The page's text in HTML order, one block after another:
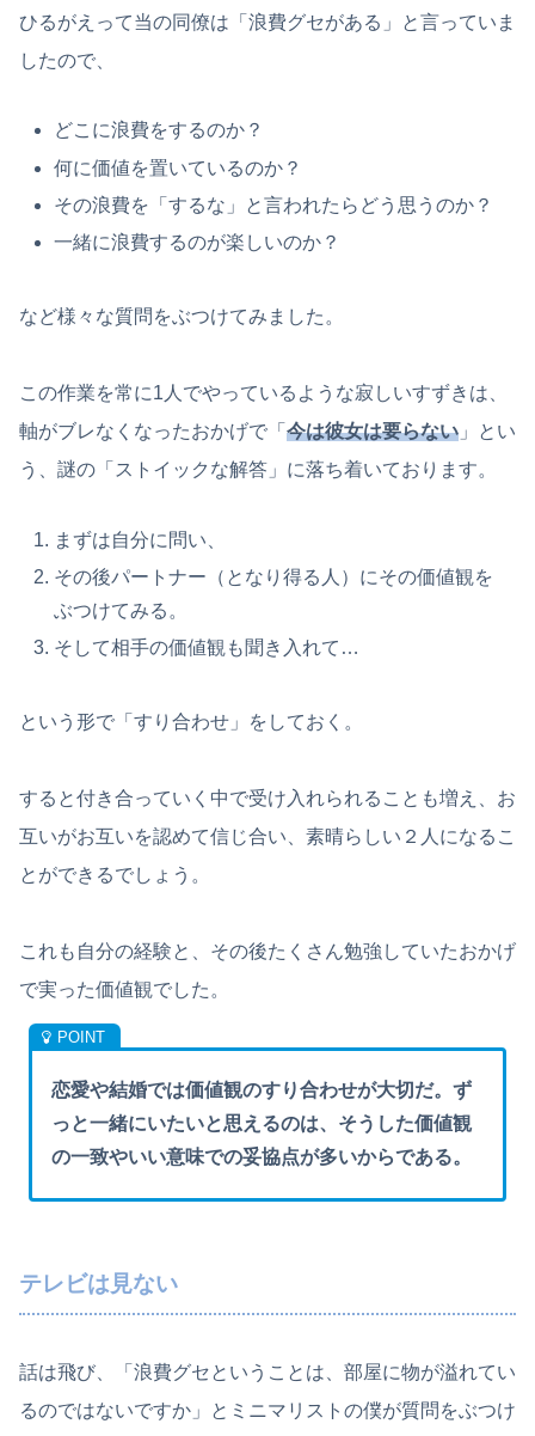
ひるがえって当の同僚は「浪費グセがある」と言っていま
したので、
どこに浪費をするのか？
何に価値を置いているのか？
その浪費を「するな」と言われたらどう思うのか？
一緒に浪費するのが楽しいのか？
など様々な質問をぶつけてみました。
この作業を常に1人でやっているような寂しいすずきは、
軸がブレなくなったおかげで「 今は彼女は要らない 」とい
う、謎の「ストイックな解答」に落ち着いております。
まずは自分に問い、
その後パートナー（となり得る人）にその価値観を
ぶつけてみる。
そして相手の価値観も聞き入れて…
という形で「すり合わせ」をしておく。
すると付き合っていく中で受け入れられることも増え、お
互いがお互いを認めて信じ合い、素晴らしい２人になるこ
とができるでしょう。
これも自分の経験と、その後たくさん勉強していたおかげ
で実った価値観でした。
恋愛や結婚では価値観のすり合わせが大切だ。ず
っと一緒にいたいと思えるのは、そうした価値観
の一致やいい意味での妥協点が多いからである。
テレビは見ない
話は飛び、「浪費グセということは、部屋に物が溢れてい
るのではないですか」とミニマリストの僕が質問をぶつけ